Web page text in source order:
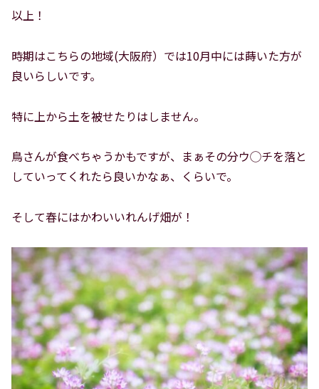
以上！
時期はこちらの地域(大阪府）では10月中には蒔いた方が
良いらしいです。
特に上から土を被せたりはしません。
鳥さんが食べちゃうかもですが、まぁその分ウ◯チを落と
していってくれたら良いかなぁ、くらいで。
そして春にはかわいいれんげ畑が！